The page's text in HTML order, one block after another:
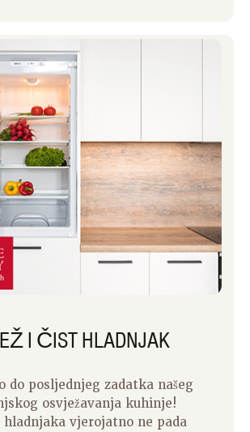
čišćenje mog doma!
I ČIST HLADNJAK
do posljednjeg zadatka našeg
osvježavanja kuhinje!
hladnjaka vjerojatno ne pada